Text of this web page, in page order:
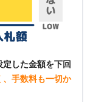
した金額を下回
、手数料も一切か